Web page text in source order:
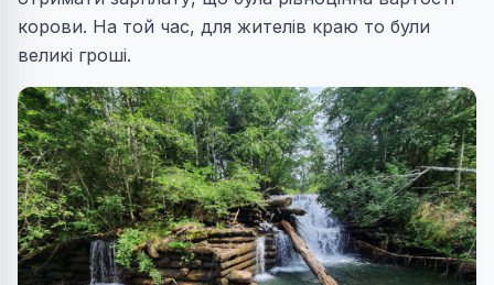
корови. На той час, для жителів краю то були
великі гроші.